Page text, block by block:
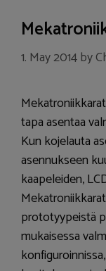
1. May 2014by
tapa asentaa
Kun kojelauta
asennukseen
kaapeleiden,
prototyypeistä
mukaisessa